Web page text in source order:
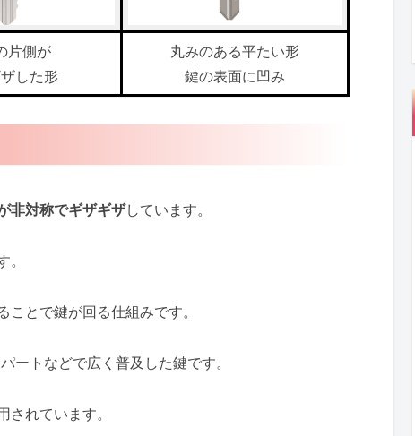
片側が
した形
丸みのある平たい形
鍵の表面に凹み
非対称でギザギザしています。
とで鍵が回る仕組みです。
ートなどで広く普及した鍵です。
れています。